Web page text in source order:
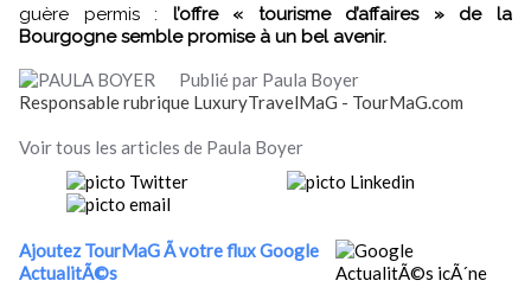
guère permis : l’offre « tourisme d’affaires » de la
Bourgogne semble promise à un bel avenir.
Publié par Paula Boyer
Responsable rubrique LuxuryTravelMaG - TourMaG.com
Voir tous les articles de Paula Boyer
Ajoutez TourMaG Ã votre flux Google
ActualitÃ©s